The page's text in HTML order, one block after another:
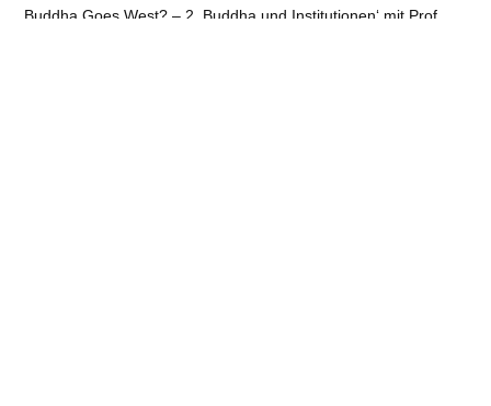
Buddha Goes West? – 2. Buddha und Institutionen‘ mit Prof.